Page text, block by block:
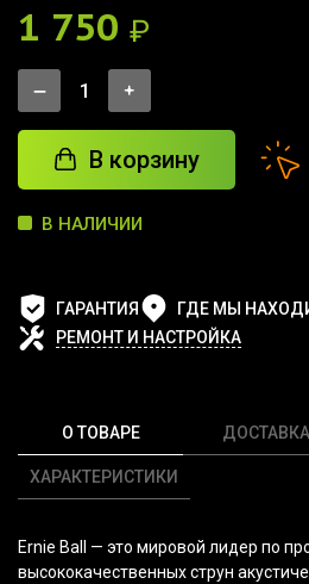
1 750 ₽
В корзину
В НАЛИЧИИ
ГАРАНТИЯ
ГДЕ МЫ
РЕМОНТ И НАСТРОЙКА
О ТОВАРЕ
ХАРАКТЕРИСТИКИ
ДОСТАВКА
Ernie Ball — это мировой лидер по
высококачественных струн